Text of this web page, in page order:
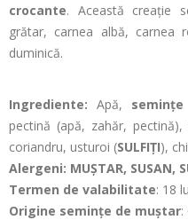
crocante. Această creație
grătar, carnea albă, carnea
duminică.
Ingrediente: Apă, semințe
pectină (apă, zahăr,
coriandru, usturoi (SULFIȚI),
Alergeni: MUȘTAR, SUSAN,
Termen de valabilitate: 18
Origine semințe de muștar: